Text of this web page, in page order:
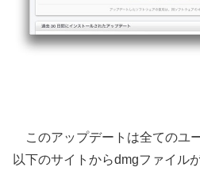
このアップデートは全てのユ
以下のサイトからdmgファイル